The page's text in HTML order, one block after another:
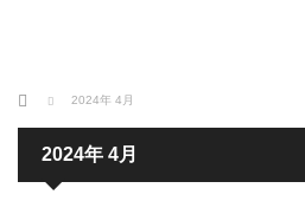
ホーム 2024年 4月
2024年 4月